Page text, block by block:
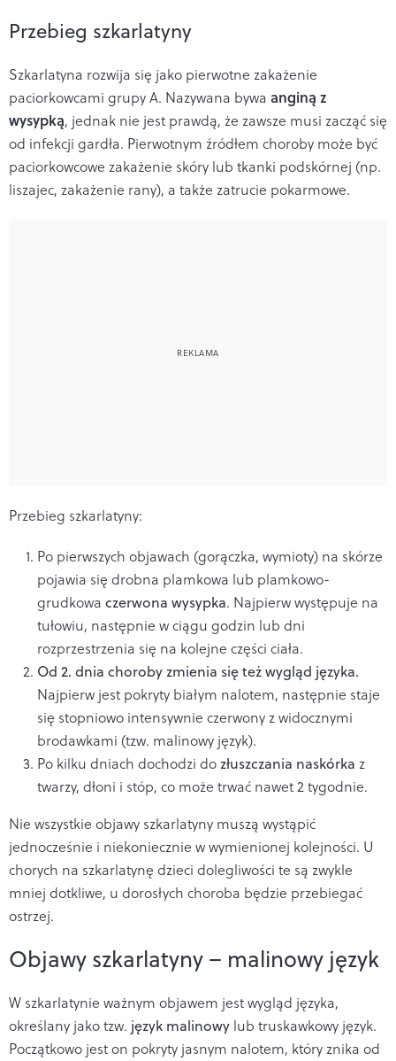
Przebieg szkarlatyny
Szkarlatyna rozwija się jako pierwotne zakażenie
paciorkowcami grupy A. Nazywana bywa anginą z
wysypką, jednak nie jest prawdą, że zawsze musi zacząć się
od infekcji gardła. Pierwotnym źródłem choroby może być
paciorkowcowe zakażenie skóry lub tkanki podskórnej (np.
liszajec, zakażenie rany), a także zatrucie pokarmowe.
Przebieg szkarlatyny:
Po pierwszych objawach (gorączka, wymioty) na skórze
pojawia się drobna plamkowa lub plamkowo-
grudkowa czerwona wysypka. Najpierw występuje na
tułowiu, następnie w ciągu godzin lub dni
rozprzestrzenia się na kolejne części ciała.
Od 2. dnia choroby zmienia się też wygląd języka.
Najpierw jest pokryty białym nalotem, następnie staje
się stopniowo intensywnie czerwony z widocznymi
brodawkami (tzw. malinowy język).
Po kilku dniach dochodzi dozłuszczania naskórka z
twarzy, dłoni i stóp, co może trwać nawet 2 tygodnie.
Nie wszystkie objawy szkarlatyny muszą wystąpić
jednocześnie i niekoniecznie w wymienionej kolejności. U
chorych na szkarlatynę dzieci dolegliwości te są zwykle
mniej dotkliwe, u dorosłych choroba będzie przebiegać
ostrzej.
Objawy szkarlatyny – malinowy język
W szkarlatynie ważnym objawem jest wygląd języka,
określany jako tzw. język malinowy lub truskawkowy język.
Początkowo jest on pokryty jasnym nalotem, który znika od